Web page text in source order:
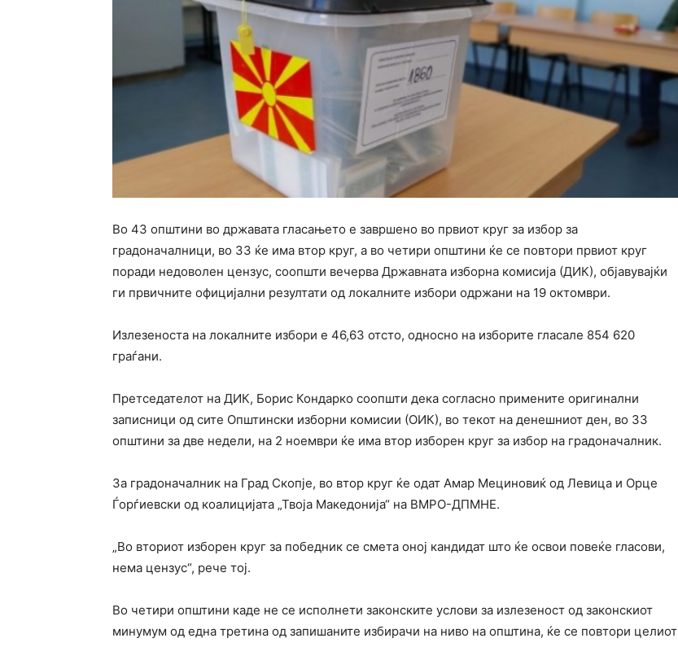
Во 43 општини во државата гласањето е завршено во првиот круг за избор за
градоначалници, во 33 ќе има втор круг, а во четири општини ќе се повтори првиот круг
поради недоволен цензус, соопшти вечерва Државната изборна комисија (ДИК), објавувајќи
ги првичните официјални резултати од локалните избори одржани на 19 октомври.
Излезеноста на локалните избори е 46,63 отсто, односно на изборите гласале 854 620
граѓани.
Претседателот на ДИК, Борис Кондарко соопшти дека согласно примените оригинални
записници од сите Општински изборни комисии (ОИК), во текот на денешниот ден, во 33
општини за две недели, на 2 ноември ќе има втор изборен круг за избор на градоначалник.
За градоначалник на Град Скопје, во втор круг ќе одат Амар Мециновиќ од Левица и Орце
Ѓорѓиевски од коалицијата „Твоја Македонија“ на ВМРО-ДПМНЕ.
„Во вториот изборен круг за победник се смета оној кандидат што ќе освои повеќе гласови,
нема цензус“, рече тој.
Во четири општини каде не се исполнети законските услови за излезеност од законскиот
минумум од една третина од запишаните избирачи на ниво на општина, ќе се повтори целиот